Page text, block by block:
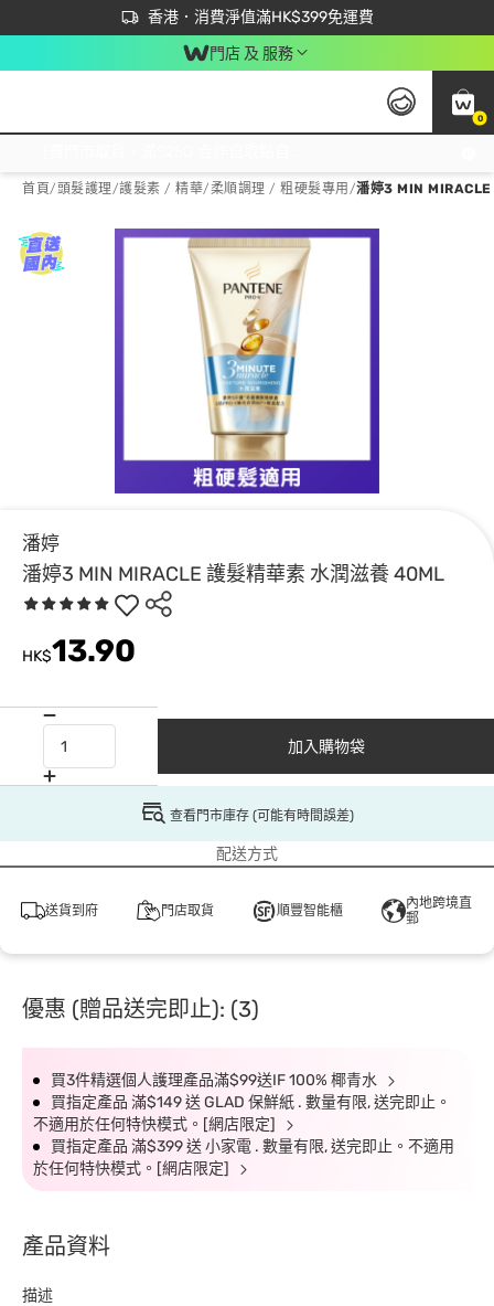
香港．消費淨值滿HK$399免運費
立即成為易賞錢會員盡享獨家優惠
首次APP下單買滿$450 輸入 NEWAPP 即減$50
門店 及 服務
0
首頁/頭髮護理/護髮素 / 精華/柔順調理 / 粗硬髮專用 /潘婷3 MIN
潘婷
潘婷3 MIN MIRACLE 護髮精華素 水潤滋養 40ML
HK$13.90
加入購物袋
查看門市庫存 (可能有時間誤差)
配送方式
送貨到府 門店取貨 順豐智能櫃
內地跨境直
郵
優惠 (贈品送完即止): (3)
買3件精選個人護理產品滿$99送IF 100% 椰青水
買指定產品 滿$149 送 GLAD 保鮮紙 . 數量有限, 送完即止。
不適用於任何特快模式。[網店限定]
買指定產品 滿$399 送 小家電 . 數量有限, 送完即止。不適用
於任何特快模式。[網店限定]
產品資料
描述